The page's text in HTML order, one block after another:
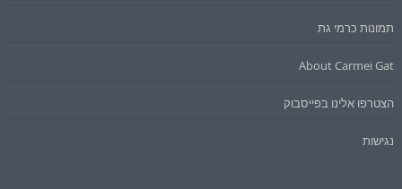
תמונות כרמי גת
About Carmei Gat
הצטרפו אלינו בפייסבוק
נגישות